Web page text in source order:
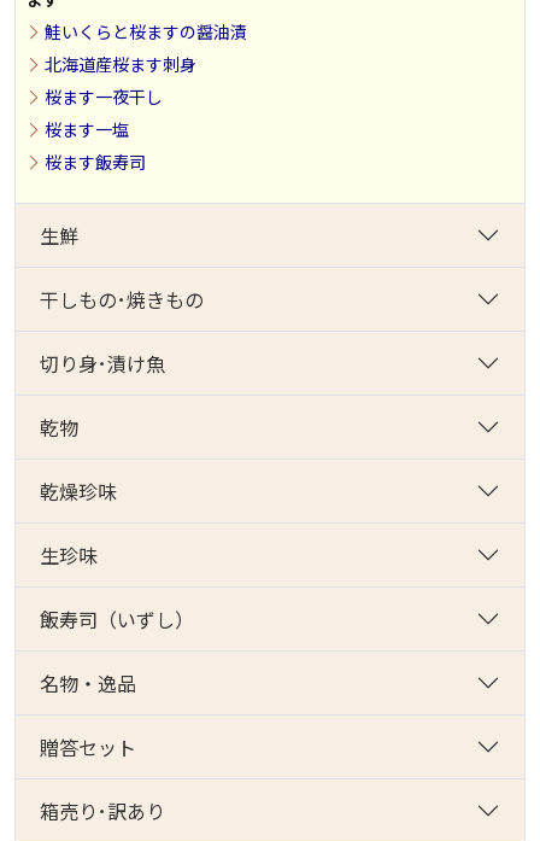
鮭いくらと桜ますの醤油漬
北海道産桜ます刺身
桜ます一夜干し
桜ます一塩
桜ます飯寿司
生鮮
干しもの･焼きもの
切り身･漬け魚
乾物
乾燥珍味
生珍味
飯寿司（いずし）
名物・逸品
贈答セット
箱売り･訳あり